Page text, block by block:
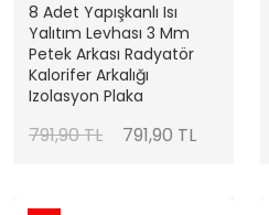
8 Adet Yapışkanlı Isı
Yalıtım Levhası 3 Mm
Petek Arkası Radyatör
Kalorifer Arkalığı
Izolasyon Plaka
791,90 TL 791,90 TL